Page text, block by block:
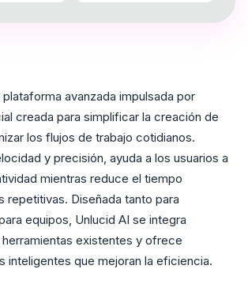
plataforma avanzada impulsada por
creada para simplificar la creación de
los flujos de trabajo cotidianos.
y precisión, ayuda a los usuarios a
mientras reduce el tiempo
repetitivas. Diseñada tanto para
equipos, Unlucid AI se integra
existentes y ofrece
inteligentes que mejoran la eficiencia.